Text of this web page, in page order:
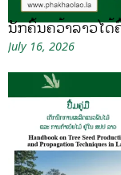
ນັກຄົ້ນຄວ້າລາວໄດ້
July 16, 2026